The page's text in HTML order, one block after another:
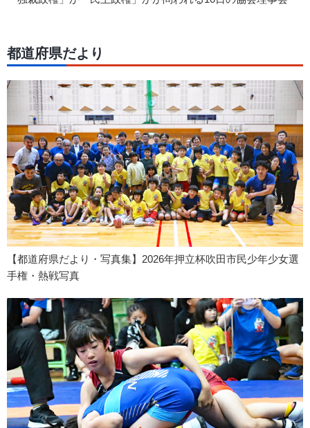
都道府県だより
【都道府県だより・写真集】2026年押立杯吹田市民少年少女選
手権・熱戦写真